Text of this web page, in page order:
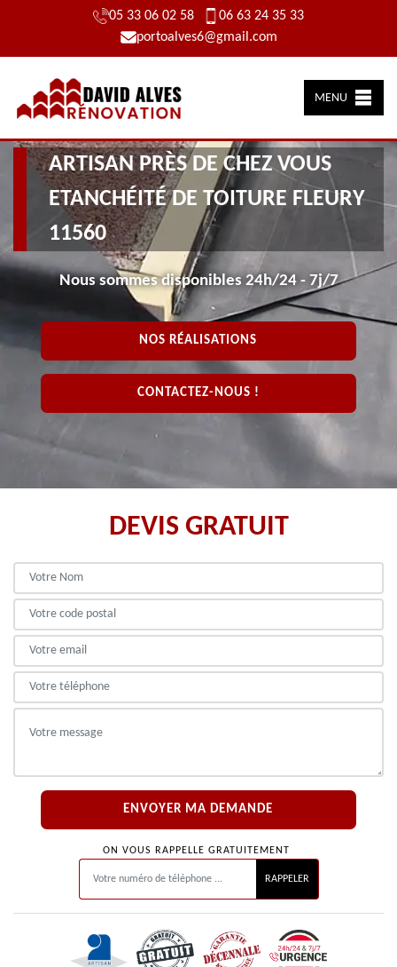
05 33 06 02 58
06 63 24 35 33
portoalves6@gmail.com
MENU
ARTISAN PRÈS DE CHEZ VOUS
ETANCHÉITÉ DE TOITURE FLEURY
11560
Nous sommes disponibles 24h/24 - 7j/7
NOS RÉALISATIONS
CONTACTEZ-NOUS !
DEVIS GRATUIT
ON VOUS RAPPELLE GRATUITEMENT